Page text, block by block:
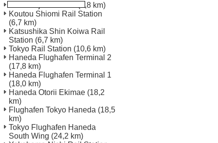
(4,8 km)
Koutou Shiomi Rail Station
(6,7 km)
Katsushika Shin Koiwa Rail
Station (6,7 km)
Tokyo Rail Station (10,6 km)
Haneda Flughafen Terminal 2
(17,8 km)
Haneda Flughafen Terminal 1
(18,0 km)
Haneda Otorii Ekimae (18,2
km)
Flughafen Tokyo Haneda (18,5
km)
Tokyo Flughafen Haneda
South Wing (24,2 km)